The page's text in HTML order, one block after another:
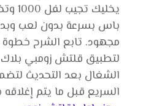
يخليك
باس بسرعة بدون لعب
مجهود. تابع الشرح
الشغال بعد التحديث
السريع قبل ما يتم